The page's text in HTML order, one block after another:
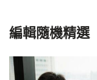
編輯隨機精選